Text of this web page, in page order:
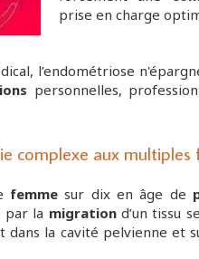
prise en charge
l’endométriose
personnelles,
complexe aux multiples
femme sur dix en âge de
par la migrationd’un tissu
dans la cavité pelvienne et